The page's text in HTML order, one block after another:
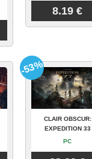
8.19 €
CLAIR OBSCUR:
EXPEDITION 33
PC
-53%